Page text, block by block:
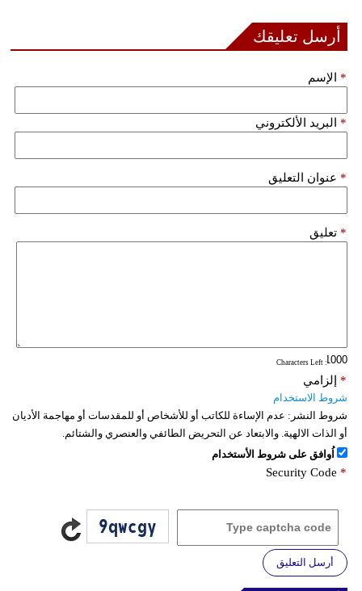
أرسل تعليقك
الإسم *
البريد الألكتروني *
عنوان التعليق *
تعليق *
: Characters Left
إلزامي *
شروط الاستخدام
شروط النشر: عدم الإساءة للكاتب أو للأشخاص أو للمقدسات أو مهاجمة الأديان
أو الذات الالهية. والابتعاد عن التحريض الطائفي والعنصري والشتائم.
اُوافق على شروط الأستخدام
Security Code *
أرسل التعليق